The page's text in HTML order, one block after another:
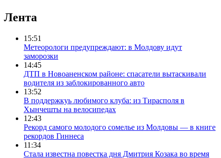
Лента
15:51
Метеорологи предупреждают: в Молдову идут
заморозки
14:45
ДТП в Новоаненском районе: спасатели вытаскивали
водителя из заблокированного авто
13:52
В поддержкуь любимого клуба: из Тирасполя в
Хынчешты на велосипедах
12:43
Рекорд самого молодого сомелье из Молдовы — в книге
рекордов Гиннеса
11:34
Стала известна повестка дня Дмитрия Козака во время